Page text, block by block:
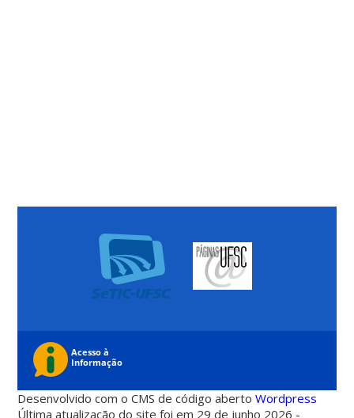
Desenvolvido com o CMS de código abertoWordpress
Última atualização do site foi em 29 de junho 2026 -